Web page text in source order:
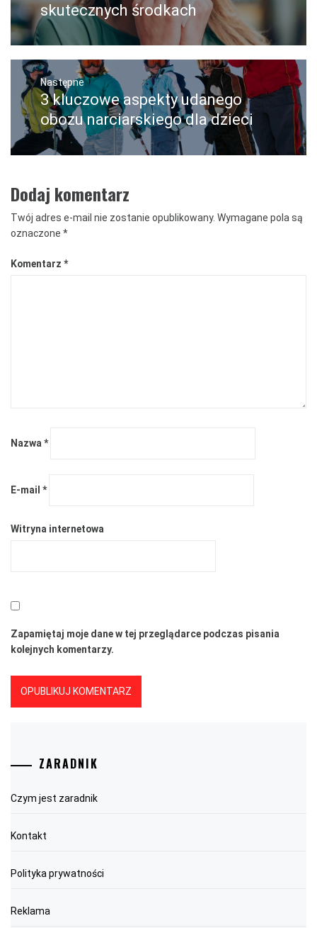
skutecznych środkach
Następne
Następny
post:
3 kluczowe aspekty udanego
obozu narciarskiego dla dzieci
Dodaj komentarz
Twój adres e-mail nie zostanie opublikowany. Wymagane pola są
oznaczone *
Komentarz *
Nazwa*
E-mail *
Witryna internetowa
Zapamiętaj moje dane w tej przeglądarce podczas pisania
kolejnych komentarzy.
ZARADNIK
Czym jest zaradnik
Kontakt
Polityka prywatności
Reklama